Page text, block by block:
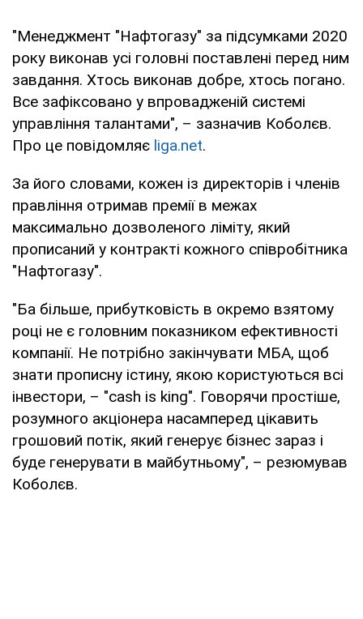
"Менеджмент "Нафтогазу" за підсумками 2020
року виконав усі головні поставлені перед ним
завдання. Хтось виконав добре, хтось погано.
Все зафіксовано у впровадженій системі
управління талантами", – зазначив Коболєв.
Про це повідомляє liga.net.
За його словами, кожен із директорів і членів
правління отримав премії в межах
максимально дозволеного ліміту, який
прописаний у контракті кожного співробітника
"Нафтогазу".
"Ба більше, прибутковість в окремо взятому
році не є головним показником ефективності
компанії. Не потрібно закінчувати МБА, щоб
знати прописну істину, якою користуються всі
інвестори, – "cash is king". Говорячи простіше,
розумного акціонера насамперед цікавить
грошовий потік, який генерує бізнес зараз і
буде генерувати в майбутньому", – резюмував
Коболєв.